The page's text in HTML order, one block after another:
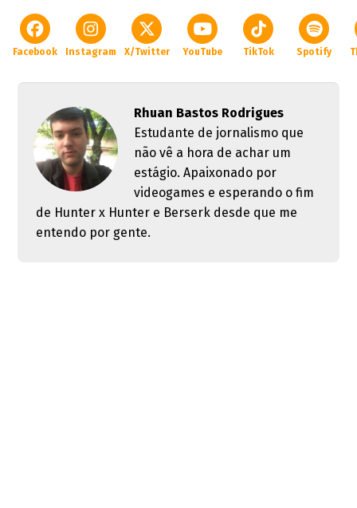
Facebook Instagram X/Twitter YouTube TikTok Spotify
Rhuan Bastos Rodrigues
Estudante de jornalismo que
não vê a hora de achar um
estágio. Apaixonado por
videogames e esperando o fim
de Hunter x Hunter e Berserk desde que me
entendo por gente.